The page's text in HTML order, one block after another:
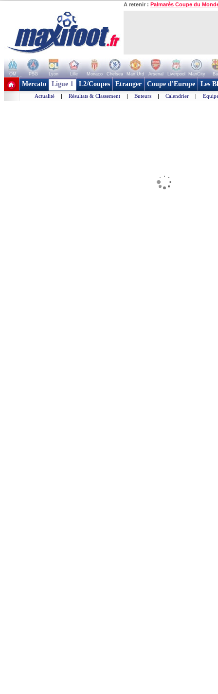
A retenir : Palmarès Coupe du
OM PSG Lyon Lille Monaco Chelsea Man Utd Arsenal Liverpool ManCity
+ de clubs
Mercato Ligue 1 L2/Coupes Etranger Coupe d'Europe Les
Actualité | Résultats & Classement | Buteurs | Calendrier |